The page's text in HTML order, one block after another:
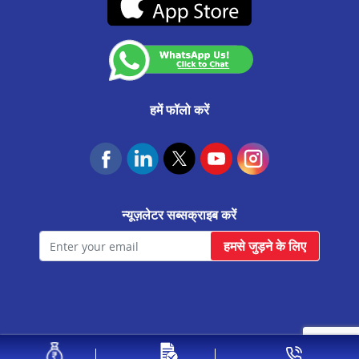
सीतापुर मे प्रॉपर्टी पर लोन
बुलंदशहर मे प्रॉपर्टी पर लोन
चंदौसी मे प्रॉपर्टी पर लोन
सहारनपुर मे प्रॉपर्टी पर लोन
आगरा सिकंदरा मे प्रॉपर्टी पर लोन
हाथरस मे प्रॉपर्टी पर लोन
हापुड़ मे प्रॉपर्टी पर लोन
हमें फॉलो करें
न्यूज़लेटर सब्सक्राइब करें
हमसे जुड़ने के लिए